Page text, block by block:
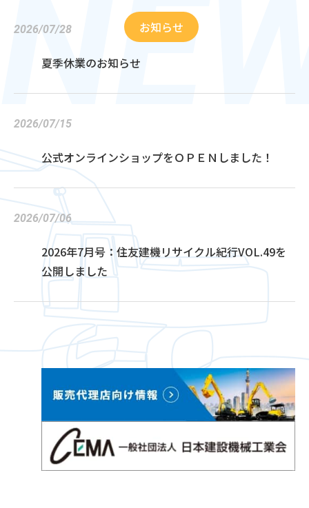
2026/07/28 お知らせ
夏季休業のお知らせ
2026/07/15
公式オンラインショップをＯＰＥＮしました！
2026/07/06
2026年7月号：住友建機リサイクル紀行VOL.49を
公開しました